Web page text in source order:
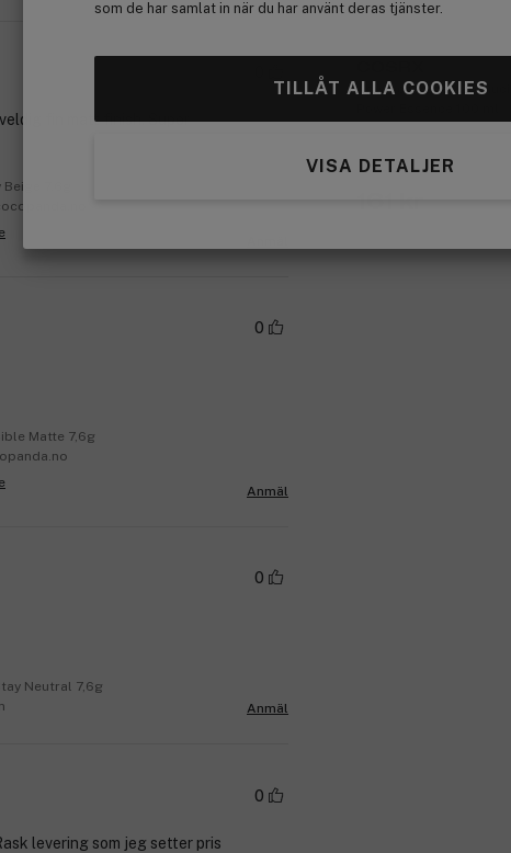
som de har samlat in när du har använt deras tjänster.
TILLÅT ALLA COOKIES
VISA DETALJER
Advanced Snail 96 Mucin
fin matt finish. Super
7,6g
0
Matte 7,6g
Anmäl
0
Neutral 7,6g
Anmäl
0
levering som jeg setter pris